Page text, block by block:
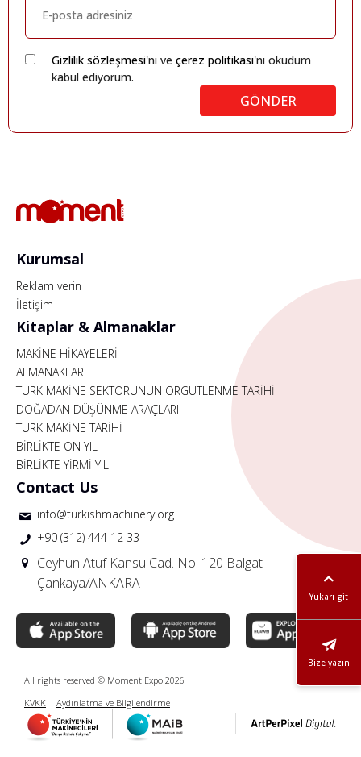
Gizlilik sözleşmesi'ni ve çerez politikası'nı okudum
kabul ediyorum.
GÖNDER
Yukarı git
Bize yazın
Kurumsal
Reklam verin
İletişim
Kitaplar & Almanaklar
MAKİNE HİKAYELERİ
ALMANAKLAR
TÜRK MAKİNE SEKTÖRÜNÜN ÖRGÜTLENME TARİHİ
DOĞADAN DÜŞÜNME ARAÇLARI
TÜRK MAKİNE TARİHİ
BİRLİKTE ON YIL
BİRLİKTE YİRMİ YIL
Contact Us
info@turkishmachinery.org
+90 (312) 444 12 33
Ceyhun Atuf Kansu Cad. No: 120 Balgat
Çankaya/ANKARA
All rights reserved © Moment Expo 2026
KVKK
Aydınlatma ve Bilgilendirme